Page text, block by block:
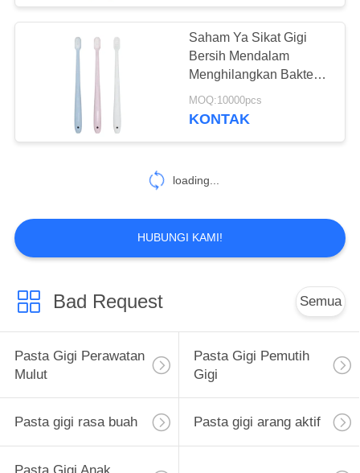
Tablet Pemutih Gigi
Perawatan Mulut
25
Sikat Gigi
Perawatan Mulut
88
Saham Ya Sikat Gigi
Bersih Mendalam
Menghilangkan Bakteri
untuk Kesehatan Mulut
MOQ:10000pcs
KONTAK
loading...
HUBUNGI KAMI!
Bad Request Semua
Pasta Gigi Perawatan
Mulut
Pasta Gigi Pemutih
Gigi
Pasta gigi rasa buah Pasta gigi arang aktif